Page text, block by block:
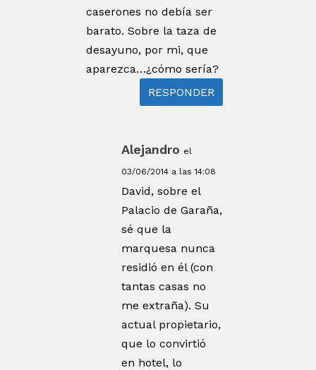
caserones no debía ser
barato. Sobre la taza de
desayuno, por mi, que
aparezca…¿cómo sería?
RESPONDER
Alejandro el
03/06/2014 a las 14:08
David, sobre el
Palacio de Garaña,
sé que la
marquesa nunca
residió en él (con
tantas casas no
me extraña). Su
actual propietario,
que lo convirtió
en hotel, lo